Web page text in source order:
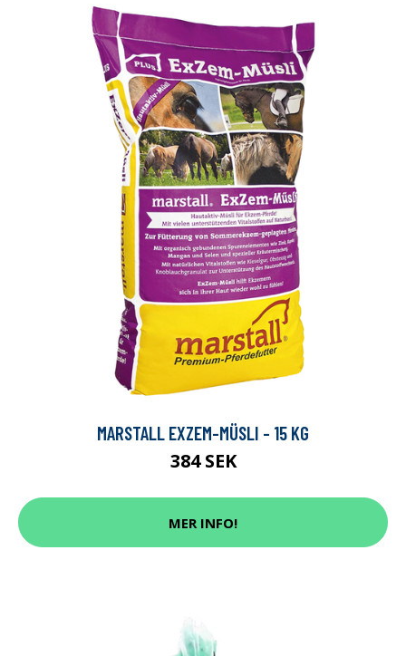
MARSTALL EXZEM-MÜSLI - 15 KG
384 SEK
MER INFO!